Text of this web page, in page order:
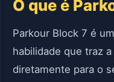
O que é
Parkour Block 7 é
habilidade que traz
diretamente para o